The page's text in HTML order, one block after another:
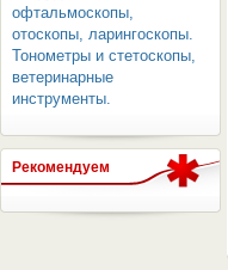
офтальмоскопы,
отоскопы, ларингоскопы.
Тонометры и стетоскопы,
ветеринарные
инструменты.
Рекомендуем